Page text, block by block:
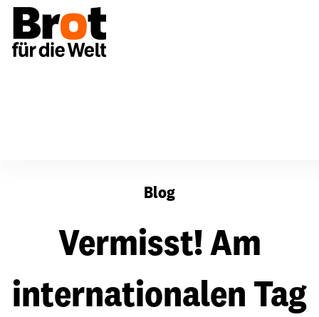
Blog
Vermisst! Am
internationalen Tag